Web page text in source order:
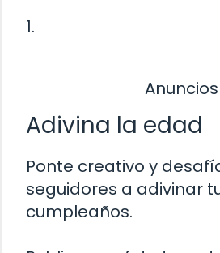
1.
Anuncios
Adivina la edad
Ponte creativo y
seguidores a adivinar
cumpleaños.